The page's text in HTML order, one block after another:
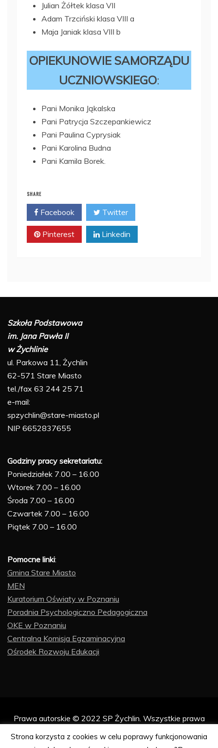
Julian Żółtek klasa VII
Adam Trzciński klasa VIII a
Maja Janiak klasa VIII b
OPIEKUNOWIE SAMORZĄDU
UCZNIOWSKIEGO:
Pani Monika Jąkalska
Pani Patrycja Szczepankiewicz
Pani Paulina Cyprysiak
Pani Karolina Budna
Pani Kamila Borek.
SHARE
Facebook Twitter
Pinterest Linkedin
Szkoła Podstawowa
im. Jana Pawła II
w Żychlinie
ul. Parkowa 11, Żychlin
62-571 Stare Miasto
tel./fax 63 244 25 71
e-mail:
spzychlin@stare-miasto.pl
NIP 6652837655
Godziny pracy sekretariatu:
Poniedziałek 7.00 – 16.00
Wtorek 7.00 – 16.00
Środa 7.00 – 16.00
Czwartek 7.00 – 16.00
Piątek 7.00 – 16.00
Pomocne linki:
Gmina Stare Miasto
MEN
Kuratorium Oświaty w Poznaniu
Poradnia Psychologiczno Pedagogiczna
OKE w Poznaniu
Centralna Komisja Egzaminacyjna
Ośrodek Rozwoju Edukacji
Prawa autorskie © 2022 SP Żychlin. Wszystkie prawa
zastrzeżone.
Proudly powered by WordPress
Theme: Refined Blocks
Strona korzysta z cookies w celu poprawy funkcjonowania